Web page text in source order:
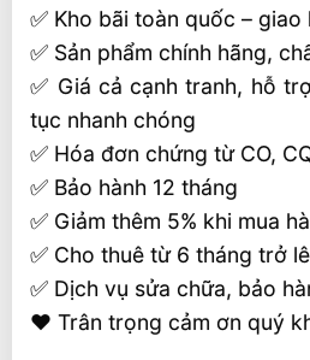
✅ Kho bãi toàn quốc – giao
✅ Sản phẩm chính hãng,
✅ Giá cả cạnh tranh, hỗ
tục nhanh chóng
✅ Hóa đơn chứng từ CO,
✅ Bảo hành 12 tháng
✅ Giảm thêm 5% khi mua
✅ Cho thuê từ 6 tháng trở
✅ Dịch vụ sửa chữa, bảo
❤️ Trân trọng cảm ơn quý